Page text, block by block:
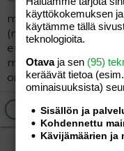
meillä on emman
(muistaakseni).
eurolla. Hyvin on
minimaalinen koritila
oikein mihinkään.
Ilmoita asiaton
käyttökokemuksen
käytämme tällä
teknologioita.
Otavaja sen (95)
keräävät tietoa
ominaisuuk­sista)
Sisällön ja
Kohdennettu
Kävijämäärien ja